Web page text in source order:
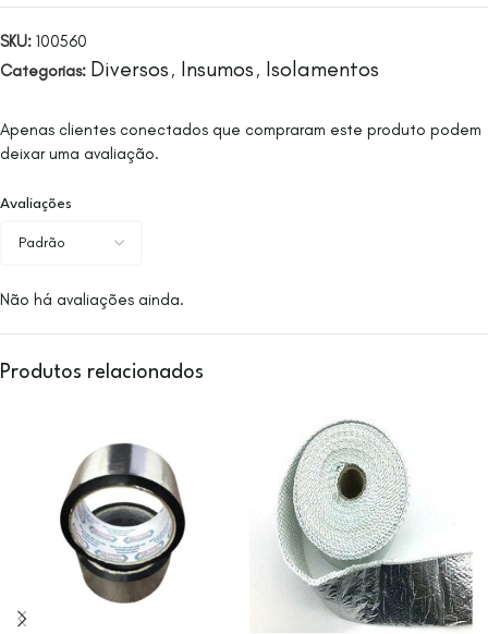
SKU: 100560
Categorias: Diversos , Insumos , Isolamentos
Avaliações
Não há avaliações ainda.
Apenas clientes conectados que compraram este produto podem
deixar uma avaliação.
Produtos relacionados